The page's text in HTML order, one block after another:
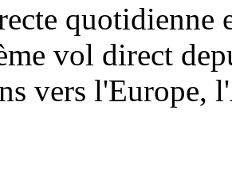
quotidienne
vol direct
vers l'Europe,